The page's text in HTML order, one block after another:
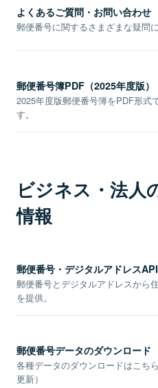
よくあるご質問・お問い合わせ
郵便番号に関するさまざまな疑問
郵便番号簿PDF（2025年度版）
2025年度版郵便番号簿をPDF形式
す。
ビジネス・法人
情報
郵便番号・デジタルアドレスAPI
郵便番号とデジタルアドレスから
を提供。
郵便番号データのダウンロード
各種データのダウンロードはこち
更新）